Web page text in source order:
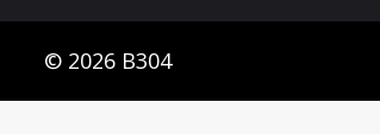
© 2026 B304